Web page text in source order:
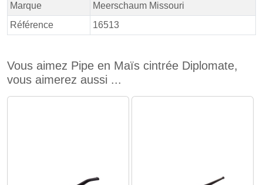
Marque
Meerschaum Missouri
Référence
16513
Vous aimez Pipe en Maïs cintrée Diplomate,
vous aimerez aussi ...